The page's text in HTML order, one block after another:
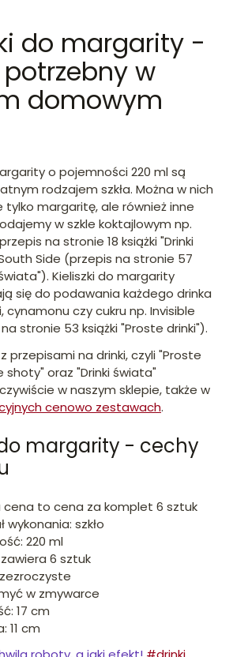
do margarity -
w
domowym
o pojemności 220 ml są
rodzajem szkła. Można w nich
tylko margaritę, ale również inne
w szkle koktajlowym np.
na stronie 18 książki "Drinki
Side (przepis na stronie 57
Kieliszki do margarity
się do podawania każdego drinka
cynamonu czy cukru np. Invisible
stronie 53 książki "Proste drinki").
przepisami na drinki, czyli "Proste
shoty" oraz "Drinki świata"
w naszym sklepie, także w
cenowo zestawach.
do margarity - cechy
to cena za komplet 6 sztuk
wykonania: szkło
220 ml
6 sztuk
w zmywarce
17 cm
11 cm